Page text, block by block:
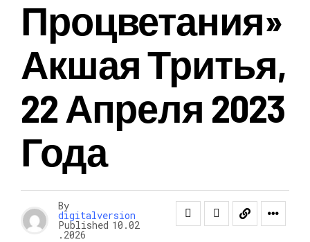
Процветания»
Акшая Тритья,
22 Апреля 2023
Года
By
digitalversion
Published 10.02
.2026